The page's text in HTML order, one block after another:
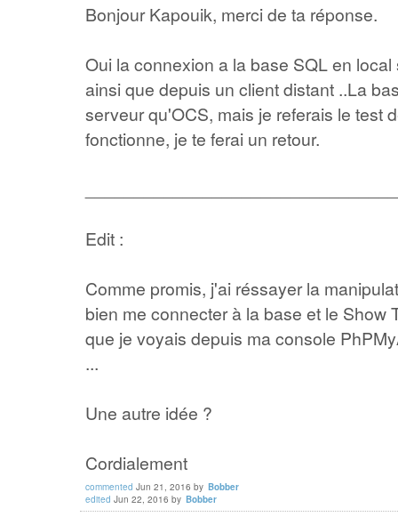
Bonjour Kapouik, merci de ta réponse.
Oui la connexion a la base SQL en
ainsi que depuis un client distant ..La
serveur qu'OCS, mais je referais le test
fonctionne, je te ferai un retour.
Edit :
Comme promis, j'ai réssayer la
bien me connecter à la base et le Show
que je voyais depuis ma console
...
Une autre idée ?
Cordialement
commented Jun 21, 2016 by Bobber
edited Jun 22, 2016 by Bobber